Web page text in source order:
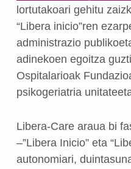
lortutakoari gehitu
“Libera inicio”ren
administrazio
adinekoen egoitza
Ospitalarioak
psikogeriatria
Libera-Care araua bi
–”Libera Inicio” eta
autonomiari,